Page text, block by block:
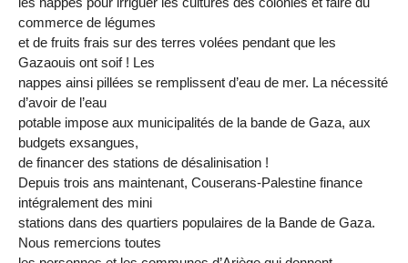
commerce de légumes
et de fruits frais sur des terres volées pendant que les
Gazaouis ont soif ! Les
nappes ainsi pillées se remplissent d’eau de mer. La nécessité
d’avoir de l’eau
potable impose aux municipalités de la bande de Gaza, aux
budgets exsangues,
de financer des stations de désalinisation !
Depuis trois ans maintenant, Couserans-Palestine finance
intégralement des mini
stations dans des quartiers populaires de la Bande de Gaza.
Nous remercions toutes